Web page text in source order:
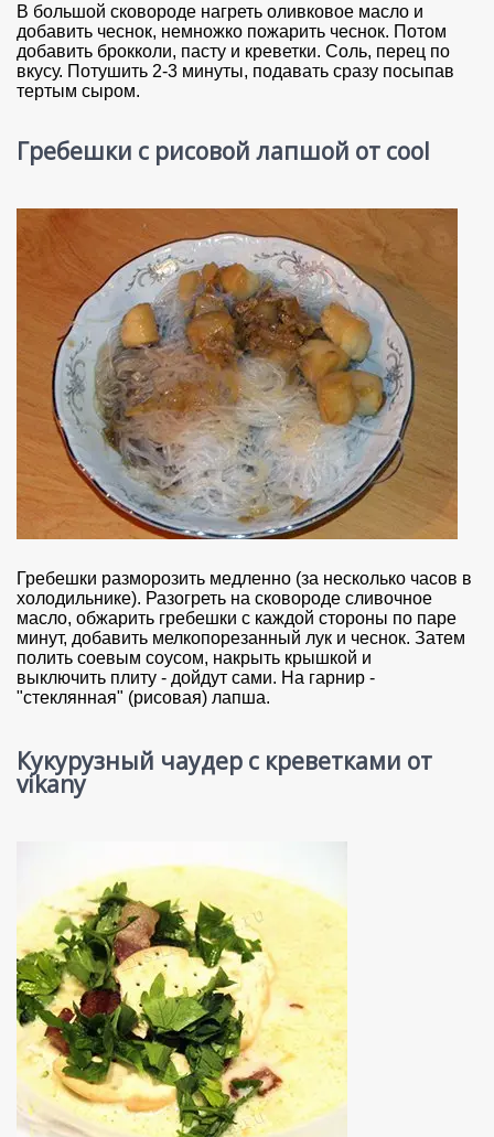
В большой сковороде нагреть оливковое масло и
добавить чеснок, немножко пожарить чеснок. Потом
добавить брокколи, пасту и креветки. Соль, перец по
вкусу. Потушить 2-3 минуты, подавать сразу посыпав
тертым сыром.
Гребешки с рисовой лапшой от cool
Гребешки разморозить медленно (за несколько часов в
холодильнике). Разогреть на сковороде сливочное
масло, обжарить гребешки с каждой стороны по паре
минут, добавить мелкопорезанный лук и чеснок. Затем
полить соевым соусом, накрыть крышкой и
выключить плиту - дойдут сами. На гарнир -
"стеклянная" (рисовая) лапша.
Кукурузный чаудер с креветками от
vikany